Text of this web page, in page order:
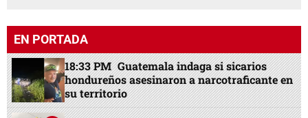
EN PORTADA
18:33 PM Guatemala indaga si sicarios
hondureños asesinaron a narcotraficante en
su territorio